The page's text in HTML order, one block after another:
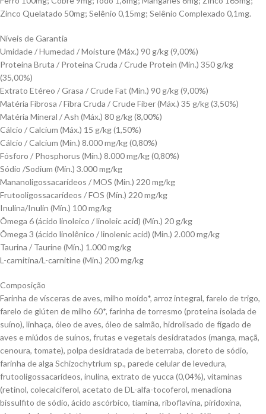
Zinco Quelatado 50mg; Selênio 0,15mg; Selênio Complexado 0,1mg.
Níveis de Garantia
Umidade / Humedad / Moisture (Máx.) 90 g/kg (9,00%)
Proteína Bruta / Proteína Cruda / Crude Protein (Mín.) 350 g/kg
(35,00%)
Extrato Etéreo / Grasa / Crude Fat (Mín.) 90 g/kg (9,00%)
Matéria Fibrosa / Fibra Cruda / Crude Fiber (Máx.) 35 g/kg (3,50%)
Matéria Mineral / Ash (Máx.) 80 g/kg (8,00%)
Cálcio / Calcium (Máx.) 15 g/kg (1,50%)
Cálcio / Calcium (Mín.) 8.000 mg/kg (0,80%)
Fósforo / Phosphorus (Mín.) 8.000 mg/kg (0,80%)
Sódio /Sodium (Mín.) 3.000 mg/kg
Mananoligossacarídeos / MOS (Min.) 220 mg/kg
Frutooligossacarídeos / FOS (Mín.) 220 mg/kg
Inulina/Inulin (Mín.) 100 mg/kg
Ômega 6 (ácido linoleico / linoleic acid) (Mín.) 20 g/kg
Ômega 3 (ácido linolênico / linolenic acid) (Min.) 2.000 mg/kg
Taurina / Taurine (Mín.) 1.000 mg/kg
L-carnitina/L-carnitine (Min.) 200 mg/kg
Composição
Farinha de vísceras de aves, milho moído*, arroz integral, farelo de trigo,
farelo de glúten de milho 60*, farinha de torresmo (proteína isolada de
suíno), linhaça, óleo de aves, óleo de salmão, hidrolisado de fígado de
aves e miúdos de suínos, frutas e vegetais desidratados (manga, maçã,
cenoura, tomate), polpa desidratada de beterraba, cloreto de sódio,
farinha de alga Schizochytrium sp., parede celular de levedura,
frutooligossacarídeos, inulina, extrato de yucca (0,04%), vitaminas
(retinol, colecalciferol, acetato de DL-alfa-tocoferol, menadiona
bissulfito de sódio, ácido ascórbico, tiamina, riboflavina, piridoxina,